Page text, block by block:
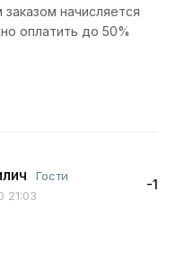
начисляется
оплатить до 50%
Гости
21:03
-1